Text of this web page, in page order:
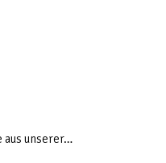
aus unserer…